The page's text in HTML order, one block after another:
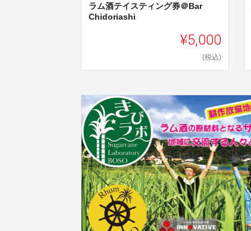
ラム酒テイスティング券＠Bar
Chidoriashi
¥5,000
(税込)